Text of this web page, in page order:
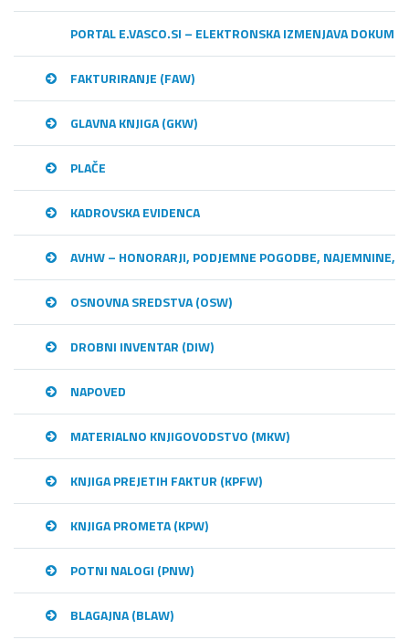
PORTAL E.VASCO.SI – ELEKTRONSKA IZMENJAVA
FAKTURIRANJE (FAW)
GLAVNA KNJIGA (GKW)
PLAČE
KADROVSKA EVIDENCA
AVHW – HONORARJI, PODJEMNE POGODBE, NAJEMNINE,…
OSNOVNA SREDSTVA (OSW)
DROBNI INVENTAR (DIW)
NAPOVED
MATERIALNO KNJIGOVODSTVO (MKW)
KNJIGA PREJETIH FAKTUR (KPFW)
KNJIGA PROMETA (KPW)
POTNI NALOGI (PNW)
BLAGAJNA (BLAW)